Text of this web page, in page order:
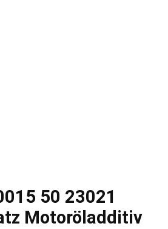
50 23021
Motoröladditiv